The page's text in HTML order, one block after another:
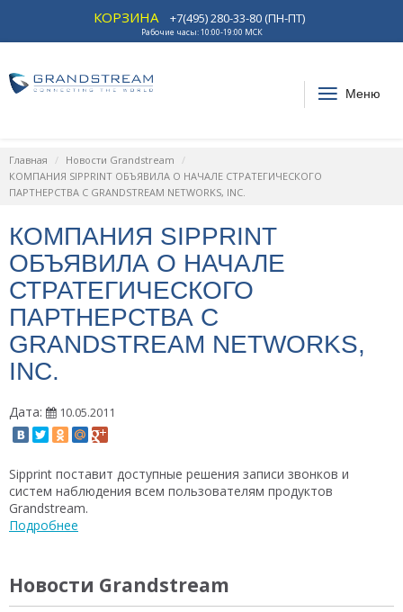
КОРЗИНА +7(495) 280-33-80 (ПН-ПТ)
Рабочие часы: 10:00-19:00 МСК
Меню
Главная
Новости Grandstream
КОМПАНИЯ SIPPRINT ОБЪЯВИЛА О НАЧАЛЕ СТРАТЕГИЧЕСКОГО
ПАРТНЕРСТВА С GRANDSTREAM NETWORKS, INC.
КОМПАНИЯ SIPPRINT
ОБЪЯВИЛА О НАЧАЛЕ
СТРАТЕГИЧЕСКОГО
ПАРТНЕРСТВА С
GRANDSTREAM NETWORKS,
INC.
Дата: 10.05.2011
Sipprint поставит доступные решения записи звонков и
систем наблюдения всем пользователям продуктов
Grandstream.
Подробнее
Новости Grandstream